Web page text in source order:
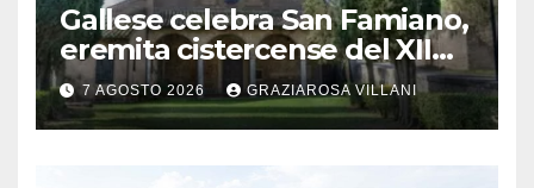
Gallese celebra San Famiano,
eremita cistercense del XII
secolo
7 AGOSTO 2026 GRAZIAROSA VILLANI